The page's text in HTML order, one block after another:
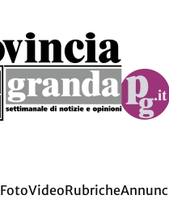
FotoVideoRubriche